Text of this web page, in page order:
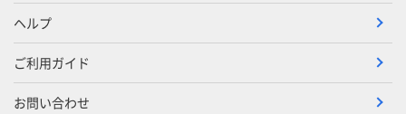
ヘルプ
ご利用ガイド
お問い合わせ